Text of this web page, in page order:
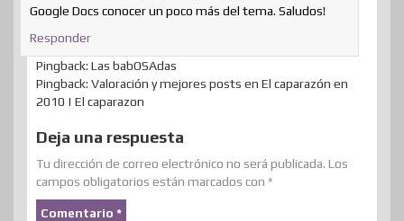
Google Docs conocer un poco más del tema. Saludos!
Responder
Pingback: Las babOSAdas
Pingback: Valoración y mejores posts en El caparazón en
2010 | El caparazon
Deja una respuesta
Tu dirección de correo electrónico no será publicada. Los
campos obligatorios están marcados con *
Comentario *